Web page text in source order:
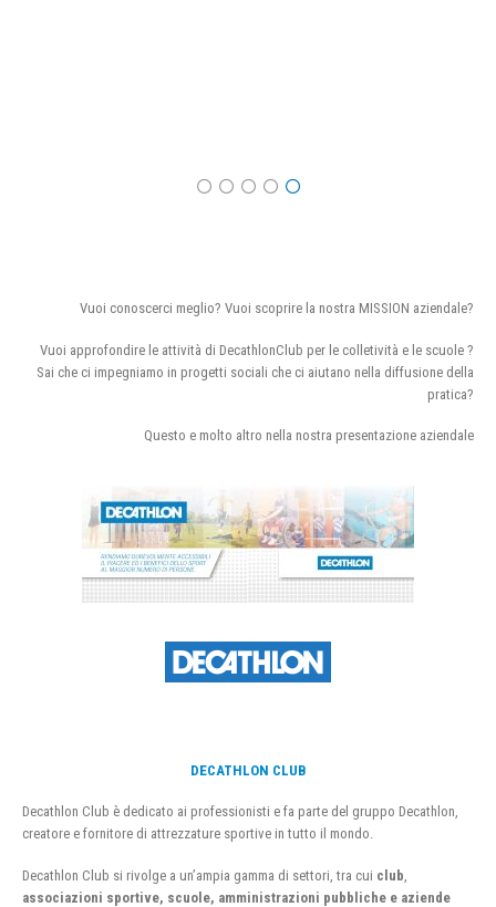
Vuoi conoscerci meglio? Vuoi scoprire la nostra MISSION aziendale?
Vuoi approfondire le attività di DecathlonClub per le colletività e le scuole ?
Sai che ci impegniamo in progetti sociali che ci aiutano nella diffusione della
pratica?
Questo e molto altro nella nostra presentazione aziendale
DECATHLON CLUB
Decathlon Club è dedicato ai professionisti e fa parte del gruppo Decathlon,
creatore e fornitore di attrezzature sportive in tutto il mondo.
Decathlon Club si rivolge a un’ampia gamma di settori, tra cui club
associazioni sportive, scuole, amministrazioni pubbliche e aziende